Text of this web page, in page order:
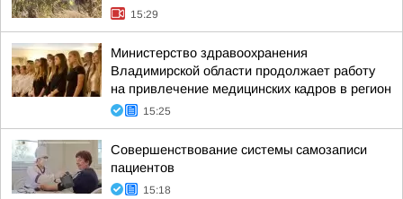
15:29
Министерство здравоохранения
Владимирской области продолжает работу
на привлечение медицинских кадров в регион
15:25
Совершенствование системы самозаписи
пациентов
15:18